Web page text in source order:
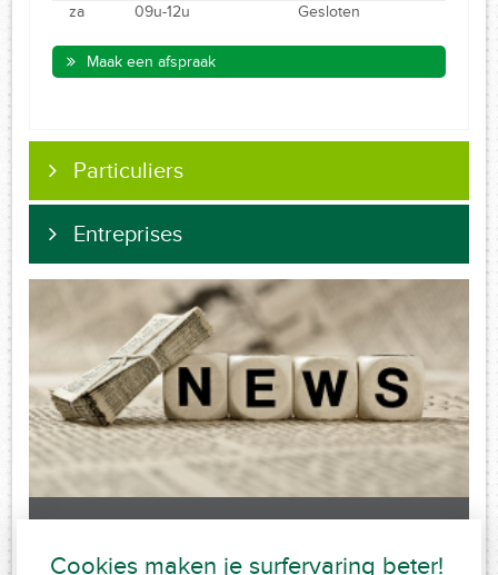
za
09u-12u Gesloten
Maak een afspraak
Particuliers
Entreprises
Cookies maken je surfervaring beter!